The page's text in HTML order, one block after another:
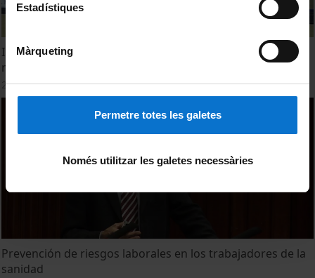
Estadístiques
Màrqueting
Permetre totes les galetes
Només utilitzar les galetes necessàries
Inauguració de la Jornada "Prevenció i control de la
malaltia meningocòccica: Reptes de salut pública"
23 November, 2017
Prevención de riesgos laborales en los trabajadores de la
sanidad